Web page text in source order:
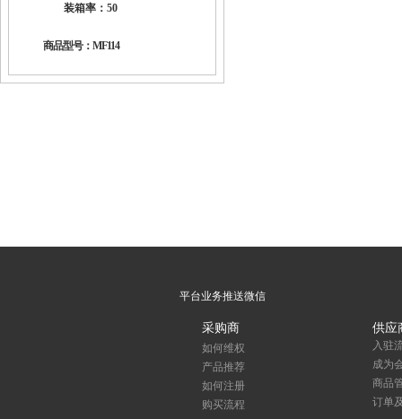
装箱率：50
商品型号：MF114
平台业务推送微信
采购商
如何维权
产品推荐
如何注册
购买流程
供应
入驻
成为
商品
订单